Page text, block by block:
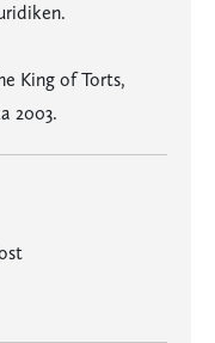
King of Torts,
2003.